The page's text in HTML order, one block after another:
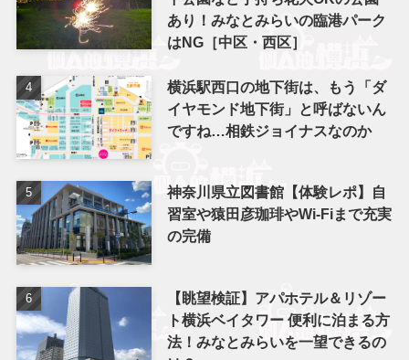
あり！みなとみらいの臨港パーク
はNG［中区・西区］
横浜駅西口の地下街は、もう「ダ
イヤモンド地下街」と呼ばないん
ですね…相鉄ジョイナスなのか
神奈川県立図書館【体験レポ】自
習室や猿田彦珈琲やWi-Fiまで充実
の完備
【眺望検証】アパホテル＆リゾー
ト横浜ベイタワー 便利に泊まる方
法！みなとみらいを一望できるの